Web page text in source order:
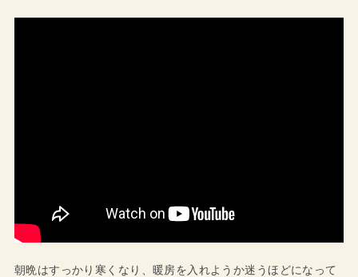
朝晩はすっかり寒くなり、暖房を入れようか迷うほどになって